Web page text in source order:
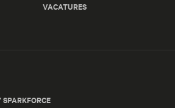
VACATURES
SPARKFORCE